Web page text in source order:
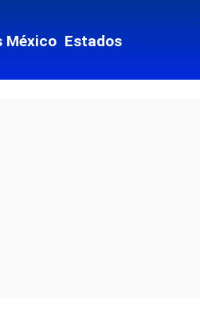
México Estados